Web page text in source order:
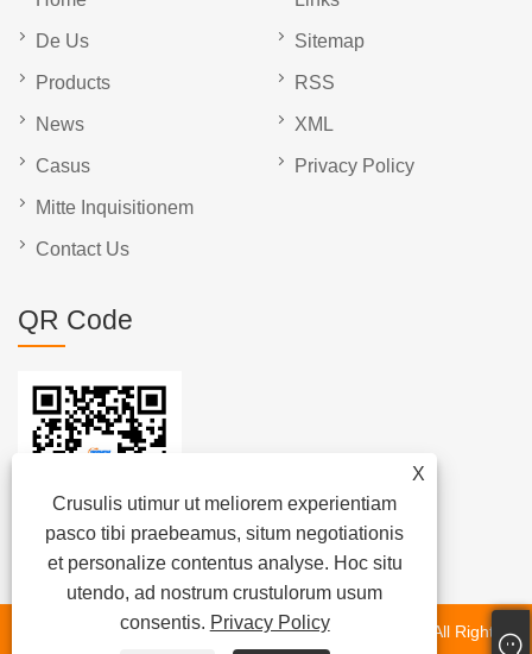
X
Crusulis utimur ut meliorem experientiam
pasco tibi praebeamus, situm negotiationis
et personalize contentus analyse. Hoc situ
utendo, ad nostrum crustulorum usum
consentis. Privacy Policy
De Us
Products
News
Casus
Mitte Inquisitionem
Contact Us
Sitemap
RSS
XML
Privacy Policy
QR Code
Copyright © 2025 Xiamen Beenew Machinery Co., Ltd. All Rights